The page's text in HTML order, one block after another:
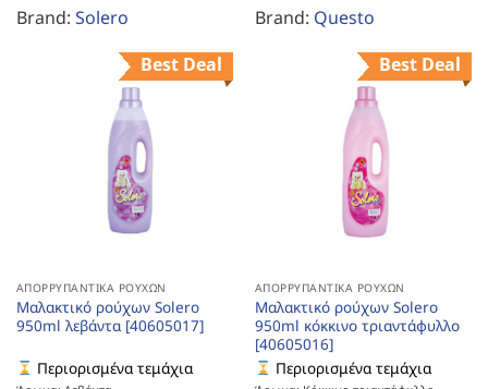
Brand: Solero Brand: Questo
Best Deal
ΑΠΟΡΡΥΠΑΝΤΙΚΆ ΡΟΎΧΩΝ
Μαλακτικό ρούχων Solero
950ml λεβάντα [40605017]
Περιορισμένα τεμάχια
Best Deal
ΑΠΟΡΡΥΠΑΝΤΙΚΆ ΡΟΎΧΩΝ
Μαλακτικό ρούχων Solero
950ml κόκκινο τριαντάφυλλο
[40605016]
Περιορισμένα τεμάχια